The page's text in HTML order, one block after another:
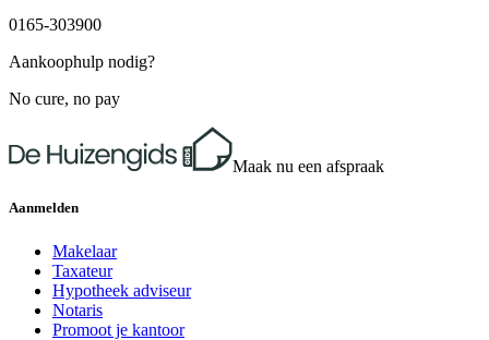
0165-303900
Aankoophulp nodig?
No cure, no pay
Maak nu een afspraak
Aanmelden
Makelaar
Taxateur
Hypotheek adviseur
Notaris
Promoot je kantoor